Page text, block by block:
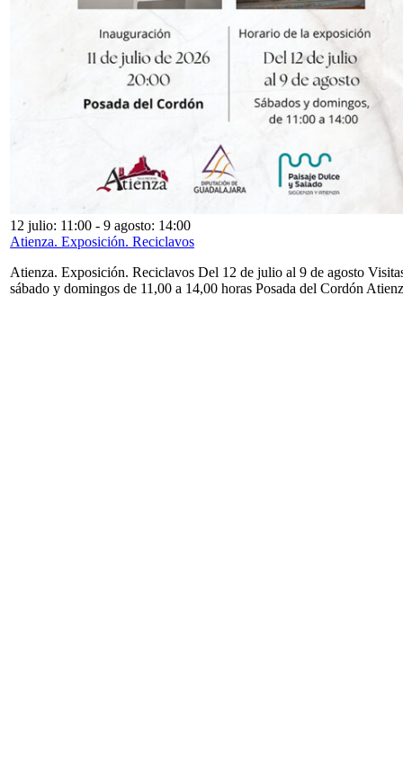
12 julio: 11:00 - 9 agosto: 14:00
Atienza. Exposición. Reciclavos
Atienza. Exposición. Reciclavos Del 12 de julio al 9 de agosto
sábado y domingos de 11,00 a 14,00 horas Posada del Cordón